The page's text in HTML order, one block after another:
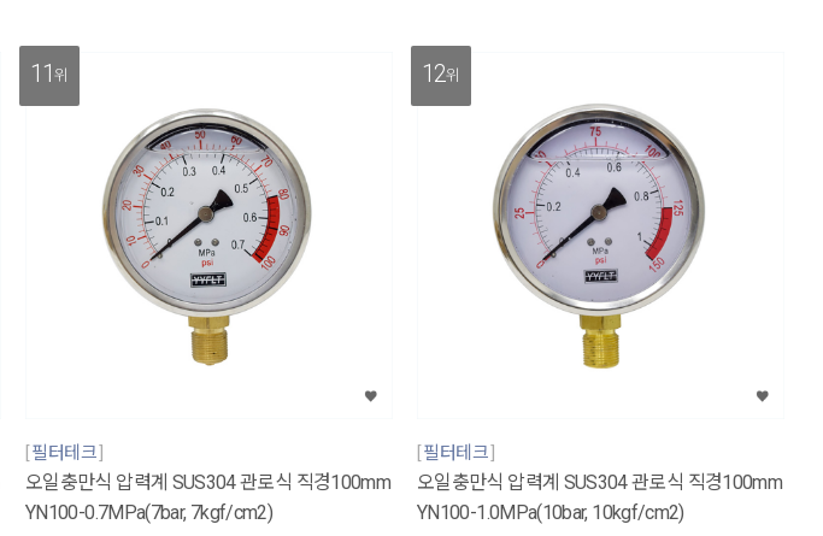
11위
필터테크
오일충만식 압력계 SUS304 관로식 직경100mm
YN100-0.7MPa(7bar, 7kgf/cm2)
12위
필터테크
오일충만식 압력계 SUS304 관로식 직경100mm
YN100-1.0MPa(10bar, 10kgf/cm2)